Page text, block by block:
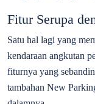
Fitur Serupa
Satu hal lagi yang
kendaraan angkutan
fiturnya yang
tambahan New